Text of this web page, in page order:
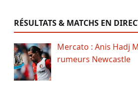
RÉSULTATS & MATCHS EN
Mercato : Anis Hadj
rumeurs Newcastle